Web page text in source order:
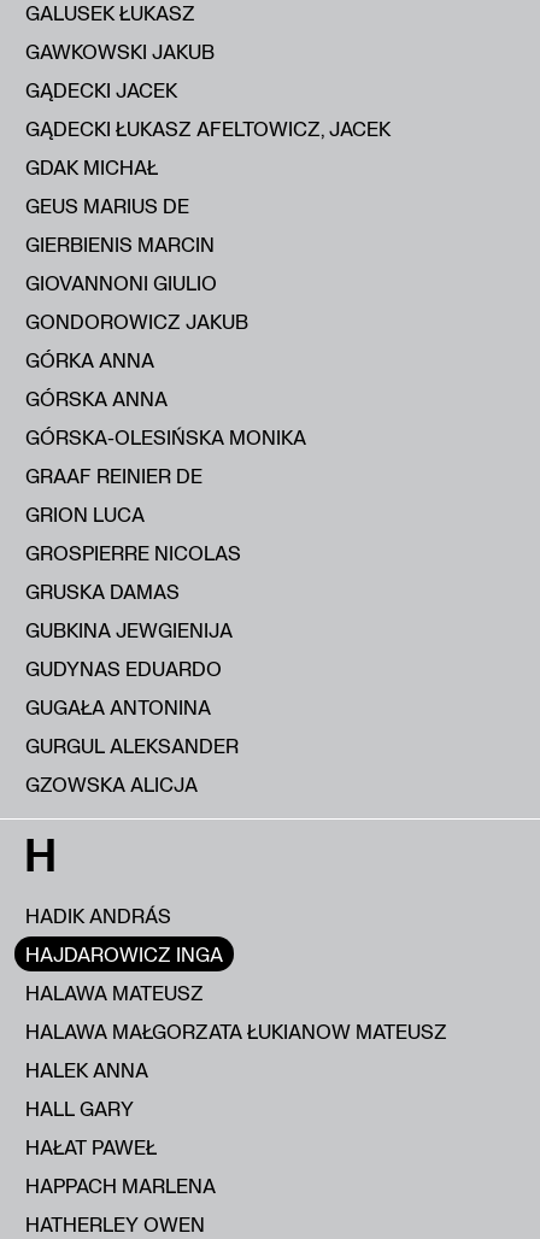
GALUSEK ŁUKASZ
GAWKOWSKI JAKUB
GĄDECKI JACEK
GĄDECKI ŁUKASZ AFELTOWICZ, JACEK
GDAK MICHAŁ
GEUS MARIUS DE
GIERBIENIS MARCIN
GIOVANNONI GIULIO
GONDOROWICZ JAKUB
GÓRKA ANNA
GÓRSKA ANNA
GÓRSKA-OLESIŃSKA MONIKA
GRAAF REINIER DE
GRION LUCA
GROSPIERRE NICOLAS
GRUSKA DAMAS
GUBKINA JEWGIENIJA
GUDYNAS EDUARDO
GUGAŁA ANTONINA
GURGUL ALEKSANDER
GZOWSKA ALICJA
H
HADIK ANDRÁS
HAJDAROWICZ INGA
HALAWA MATEUSZ
HALAWA MAŁGORZATA ŁUKIANOW MATEUSZ
HALEK ANNA
HALL GARY
HAŁAT PAWEŁ
HAPPACH MARLENA
HATHERLEY OWEN